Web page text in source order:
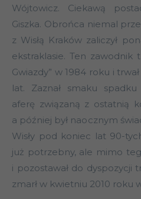
Wójtowicz. Ciekawą
Giszka. Obrońca niemal
z Wisłą Kraków zaliczył
ekstraklasie. Ten zawodnik
Gwiazdy” w 1984 roku i
lat. Zaznał smaku spadku
aferę związaną z ostatnią
a później był naocznym
Wisły pod koniec lat 90-
już potrzebny, ale mimo
i pozostawał do dyspozycji
zmarł w kwietniu 2010 roku